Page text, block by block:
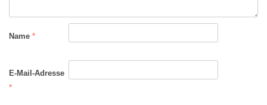
Name *
E-Mail-Adresse
*